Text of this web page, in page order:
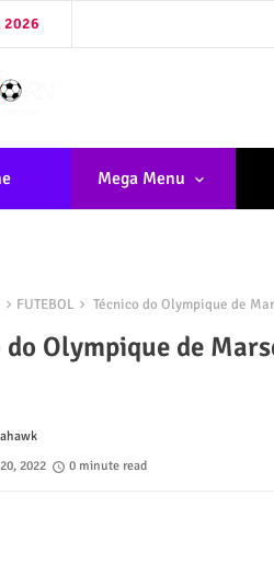
2026
Mega Menu
FUTEBOL Técnico do Olympique de
do Olympique de
2022
0 minute read